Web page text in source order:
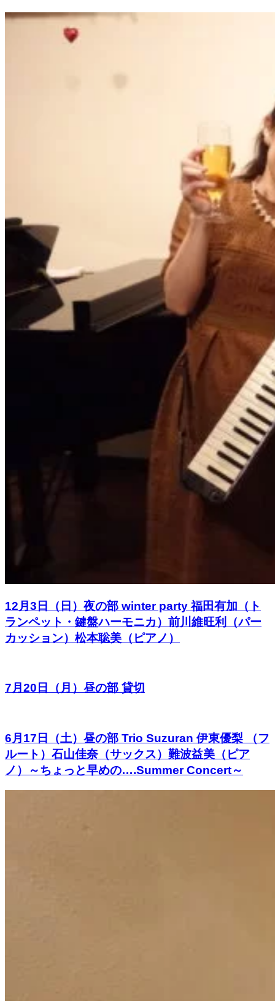
12月3日（日）夜の部 winter party 福田有加（ト
ランペット・鍵盤ハーモニカ）前川維旺利（パー
カッション）松本聡美（ピアノ）
7月20日（月）昼の部 貸切
6月17日（土）昼の部 Trio Suzuran 伊東優梨 （フ
ルート）石山佳奈（サックス）難波益美（ピア
ノ）～ちょっと早めの….Summer Concert～